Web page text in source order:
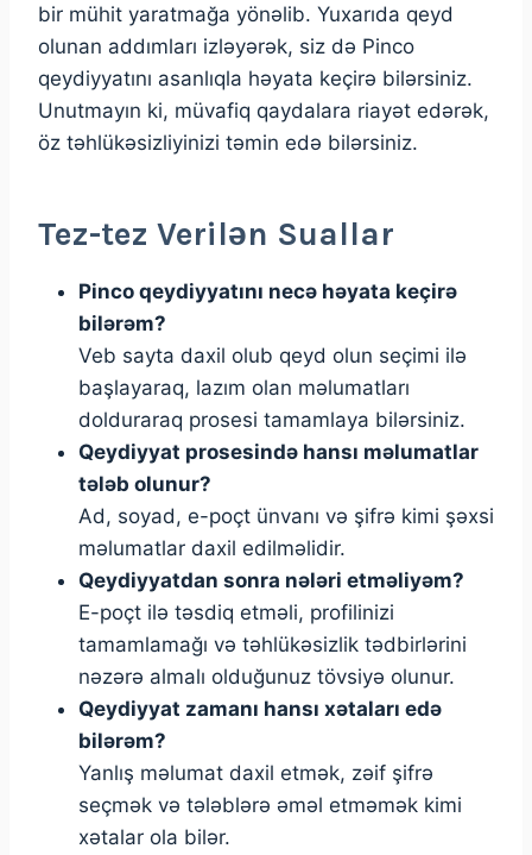
bir mühit yaratmağa yönəlib. Yuxarıda qeyd
olunan addımları izləyərək, siz də Pinco
qeydiyyatını asanlıqla həyata keçirə bilərsiniz.
Unutmayın ki, müvafiq qaydalara riayət edərək,
öz təhlükəsizliyinizi təmin edə bilərsiniz.
Tez-tez Verilən Suallar
Pinco qeydiyyatını necə həyata keçirə
bilərəm?
Veb sayta daxil olub qeyd olun seçimi ilə
başlayaraq, lazım olan məlumatları
dolduraraq prosesi tamamlaya bilərsiniz.
Qeydiyyat prosesində hansı məlumatlar
tələb olunur?
Ad, soyad, e-poçt ünvanı və şifrə kimi şəxsi
məlumatlar daxil edilməlidir.
Qeydiyyatdan sonra nələri etməliyəm?
E-poçt ilə təsdiq etməli, profilinizi
tamamlamağı və təhlükəsizlik tədbirlərini
nəzərə almalı olduğunuz tövsiyə olunur.
Qeydiyyat zamanı hansı xətaları edə
bilərəm?
Yanlış məlumat daxil etmək, zəif şifrə
seçmək və tələblərə əməl etməmək kimi
xətalar ola bilər.